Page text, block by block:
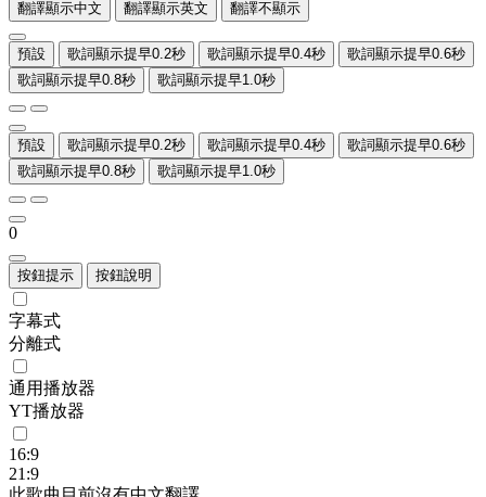
翻譯顯示中文 翻譯顯示英文 翻譯不顯示
預設 歌詞顯示提早0.2秒 歌詞顯示提早0.4秒
歌詞顯示提早0.6秒
歌詞顯示提早0.8秒
歌詞顯示提早1.0秒
預設 歌詞顯示提早0.2秒 歌詞顯示提早0.4秒
歌詞顯示提早0.6秒
歌詞顯示提早0.8秒
歌詞顯示提早1.0秒
0
按鈕提示 按鈕說明
字幕式
分離式
通用播放器
YT播放器
16:9
21:9